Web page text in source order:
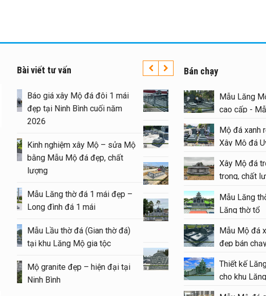
Bài viết tư vấn
Báo giá xây Mộ đá đôi 1 mái
đẹp tại Ninh Bình cuối năm
Kinh nghiệm xây Mộ – sửa Mộ
bằng Mẫu Mộ đá đẹp, chất
Mẫu Lăng thờ đá 1 mái đẹp –
Long đình đá 1 mái
Mẫu Lầu thờ đá (Gian thờ đá)
tại khu Lăng Mộ gia tộc
Mộ granite đẹp – hiện đại tại
Ninh Bình
Lan can đá xanh
lượng cao, giá
Xây Mộ – Sửa
hướng mộ đẹp
Mẫu Mộ đá Kim
quây cho phần
Khu Lăng Mộ đá
dựng?
Lăng Mộ đá gia
147cm giá 25
Bán chạy
Mẫu Lăng
cao cấp -
Mộ đá xanh
Xây Mộ đá
Xây Mộ đá
trọng, chất
Mẫu Lăng
Lăng thờ tổ
Mẫu Mộ đá
đẹp bán
Thiết kế
cho khu